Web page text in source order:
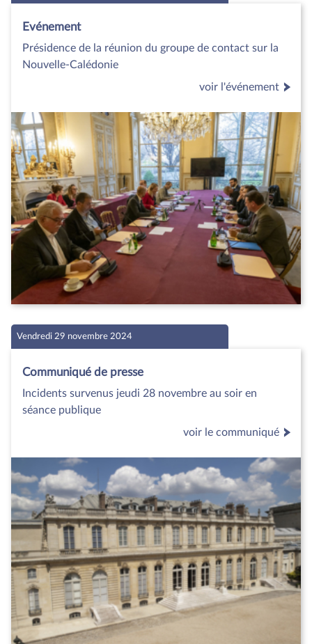
Evénement
Présidence de la réunion du groupe de contact sur la
Nouvelle-Calédonie
voir l'événement
Vendredi 29 novembre 2024
Communiqué de presse
Incidents survenus jeudi 28 novembre au soir en
séance publique
voir le communiqué